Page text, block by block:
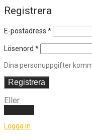
Registrera
E-postadress *
Lösenord *
Dina personuppgifter
Registrera
Eller
Logga in